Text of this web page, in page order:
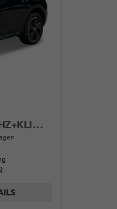
CLASSIC SELECTION KAMERA+SHZ+KLIMA+TEMPOMAT+LED+16" LM